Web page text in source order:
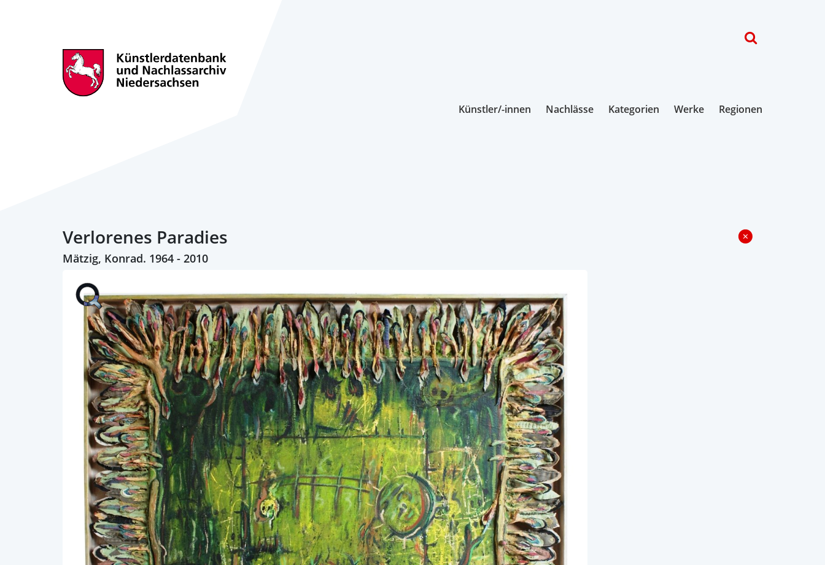
Künstler/-innen Nachlässe Kategorien Werke Regionen
Verlorenes Paradies
Mätzig, Konrad. 1964 - 2010